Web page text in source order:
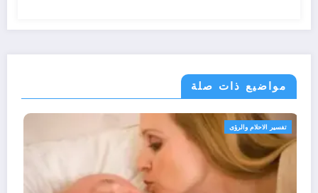
مواضيع ذات صلة
تفسير الاحلام والرؤى